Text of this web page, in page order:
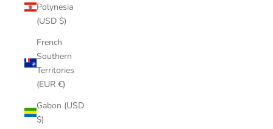
Polynesia
(USD $)
French
Southern
Territories
(EUR €)
Gabon (USD
$)